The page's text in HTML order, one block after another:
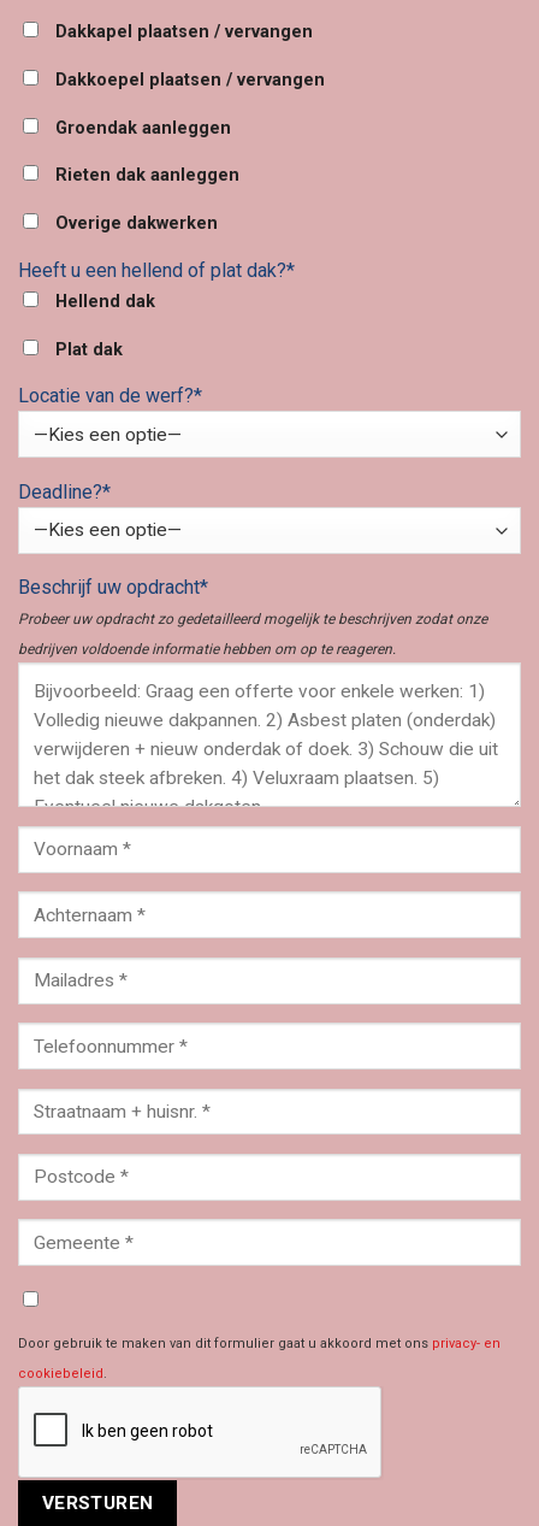
Dakkapel plaatsen / vervangen
Dakkoepel plaatsen / vervangen
Groendak aanleggen
Rieten dak aanleggen
Overige dakwerken
Heeft u een hellend of plat dak?*
Hellend dak
Plat dak
Locatie van de werf?*
Deadline?*
Beschrijf uw opdracht*
Probeer uw opdracht zo gedetailleerd mogelijk te beschrijven zodat onze
bedrijven voldoende informatie hebben om op te reageren.
Door gebruik te maken van dit formulier gaat u akkoord met ons privacy- en
cookiebeleid.